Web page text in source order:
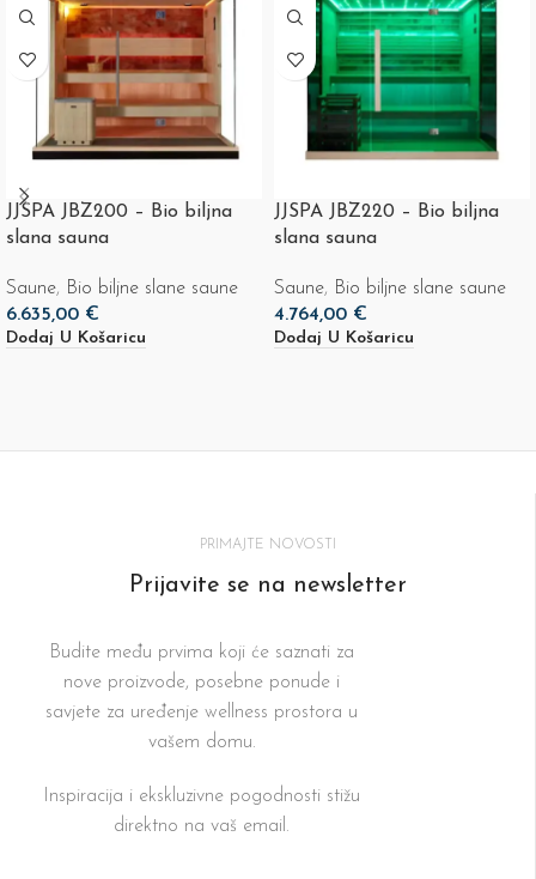
JJSPA JBZ200 – Bio biljna
slana sauna
Saune, Bio biljne slane saune
6.635,00 €
Dodaj U Košaricu
JJSPA JBZ220 – Bio biljna
slana sauna
Saune, Bio biljne slane saune
4.764,00 €
Dodaj U Košaricu
PRIMAJTE NOVOSTI
Prijavite se na newsletter
Budite među prvima koji će saznati za
nove proizvode, posebne ponude i
savjete za uređenje wellness prostora u
vašem domu.
Inspiracija i ekskluzivne pogodnosti stižu
direktno na vaš email.